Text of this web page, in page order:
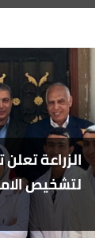
الزراعة
لتشخيص